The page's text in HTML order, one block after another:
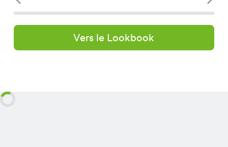
Vers le Lookbook